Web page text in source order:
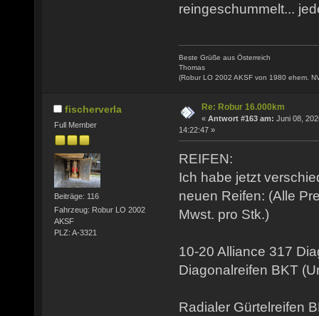
reingeschummelt...
Beste Grüße aus Österreich
Thomas
(Robur LO 2002 AKSF von 1980 ehem.
fischerverla
Full Member
Beiträge: 116
Fahrzeug: Robur LO 2002
AKSF
PLZ: A-3321
Re: Robur 16.000km
« Antwort #163 am: Juni 08,
14:22:47 »
REIFEN:
Ich habe jetzt
neuen Reifen: (Alle
Mwst. pro Stk.)
10-20 Alliance 317
Diagonalreifen BKT
Radialer Gürtelreifen